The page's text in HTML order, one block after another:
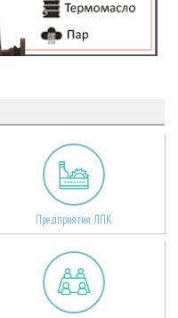
Предприятия ЛПК